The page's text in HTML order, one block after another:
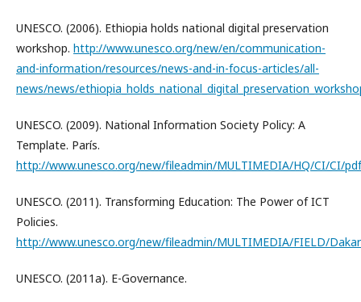
UNESCO. (2006). Ethiopia holds national digital preservation
workshop. http://www.unesco.org/new/en/communication-
and-information/resources/news-and-in-focus-articles/all-
news/news/
UNESCO. (2009). National Information Society Policy: A
Template. París.
http://www.unesco.org/new/fileadmin/MULTIMEDIA/HQ/CI/CI/
UNESCO. (2011). Transforming Education: The Power of ICT
Policies.
http://www.unesco.org/new/fileadmin/MULTIMEDIA/FIELD/
UNESCO. (2011a). E-Governance.